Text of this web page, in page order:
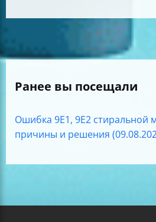
Ранее вы посещали
Ошибка 9E1, 9E2 стиральной
причины и решения